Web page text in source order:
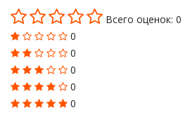
Всего оценок: 0
0
0
0
0
0